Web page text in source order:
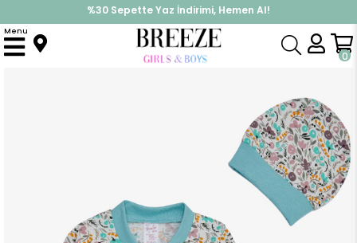
%30 Sepette Yaz İndirimi, Hemen Al!
İndirimlere ek %10 İndirimi Kap, Hemen Üye Ol!
0
Menu
Anasayfa Tulum Kız Bebek Tulum Çiçek Desenli Karışık Renk (0-6 Ay)